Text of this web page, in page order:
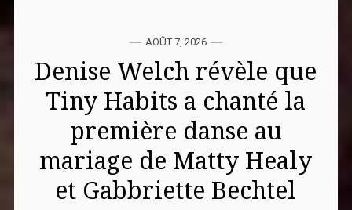
AOÛT 7, 2026
Denise Welch révèle que
Tiny Habits a chanté la
première danse au
mariage de Matty Healy
et Gabbriette Bechtel